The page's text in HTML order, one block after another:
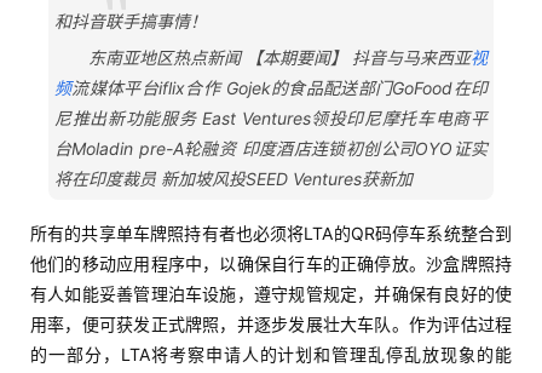
和抖音联手搞事情！
东南亚地区热点新闻 【本期要闻】 抖音与马来西亚视
频流媒体平台iflix合作 Gojek的食品配送部门GoFood在印
尼推出新功能服务 East Ventures领投印尼摩托车电商平
台Moladin pre-A轮融资 印度酒店连锁初创公司OYO证实
将在印度裁员 新加坡风投SEED Ventures获新加
所有的共享单车牌照持有者也必须将LTA的QR码停车系统整合到
他们的移动应用程序中，以确保自行车的正确停放。沙盒牌照持
有人如能妥善管理泊车设施，遵守规管规定，并确保有良好的使
用率，便可获发正式牌照，并逐步发展壮大车队。作为评估过程
的一部分，LTA将考察申请人的计划和管理乱停乱放现象的能